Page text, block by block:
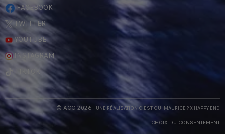
FACEBOOK
TWITTER
YOUTUBE
INSTAGRAM
TIKTOK
© ACO 2026- UNE RÉALISATIONC'EST QUI MAURICE ? X HAPPY END
CHOIX DU CONSENTEMENT